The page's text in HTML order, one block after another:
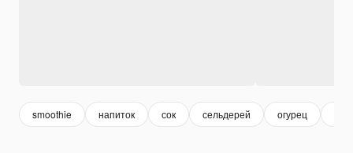
smoothie напиток сок сельдерей огурец